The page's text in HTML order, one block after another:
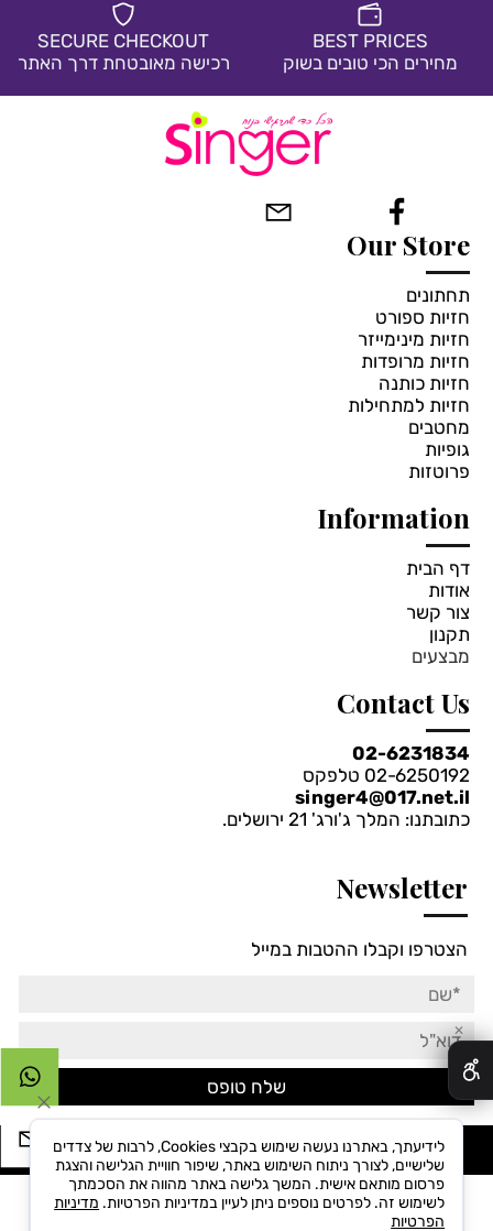
בחרי צבע:
שחור
לבן
BEST PRICES
מחירים הכי טובים בשוק
SECURE CHECKOUT
רכישה מאובטחת דרך האתר
Our Store
תחתונים
חזיות ספורט
חזיות מינימייזר
חזיות מרופדות
חזיות כותנה
חזיות למתחילות
מחטבים
גופיות
פרוטזות
Information
דף הבית
אודות
צור קשר
תקנון
מבצעים
Contact Us
02-6231834
02-6250192 טלפקס
singer4@017.net.il
כתובתנו: המלך ג'ורג' 21 ירושלים.
Newsletter
הצטרפו וקבלו ההטבות במייל
Singer©All Rights reserved
✕
לידיעתך, באתרנו נעשה שימוש בקבצי Cookies, לרבות של צדדים
שלישיים, לצורך ניתוח השימוש באתר, שיפור חוויית הגלישה והצגת
פרסום מותאם אישית. המשך גלישה באתר מהווה את הסכמתך
לשימוש זה. לפרטים נוספים ניתן לעיין במדיניות הפרטיות. מדיניות
הפרטיות